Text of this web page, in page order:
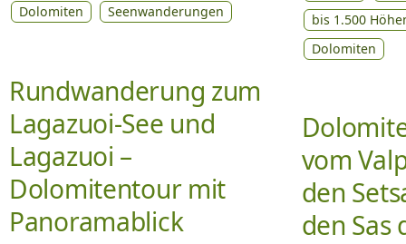
Dolomiten
Seenwanderungen
Rundwanderung zum
Lagazuoi-See und
Lagazuoi –
Dolomitentour mit
Panoramablick
bis 1.500
Dolomiten
vom
den
den Sas